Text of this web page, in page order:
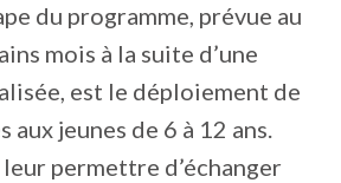
du programme, prévue au
mois à la suite d’une
est le déploiement de
aux jeunes de 6 à 12 ans.
permettre d’échanger